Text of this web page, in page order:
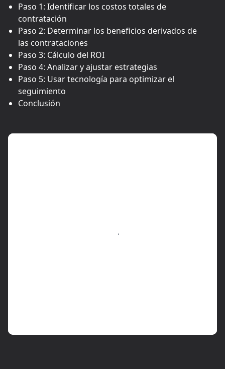
Paso 1: Identificar los costos totales de
contratación
Paso 2: Determinar los beneficios derivados de
las contrataciones
Paso 3: Cálculo del ROI
Paso 4: Analizar y ajustar estrategias
Paso 5: Usar tecnología para optimizar el
seguimiento
Conclusión